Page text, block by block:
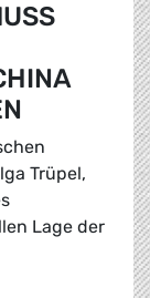
Trüpel,
Lage der